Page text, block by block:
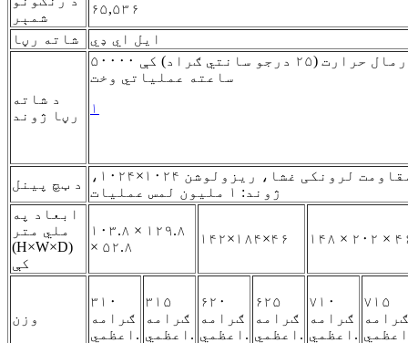
شمېر
۶۵,۵۳۶
شاته رڼا
ايل اي ډي
د شاته
رڼا ژوند
په نورمال حرارت (۲۵ درجو سانتي ګراد) کې ۵۰۰۰۰
ساعته عملیاتي وخت
۱
د ټچ پینل
انالوګ مقاومت لرونکی غشا، ریزولوشن ۱۰۲۴×۱۰۲۴،
ژوند: ۱ ملیون لمس عملیات
ابعاد په
ملي متر
(H×W×D)
کې
۱۰۳.۸ × ۱۲۹.۸
× ۵۲.۸
۱۴۲×۱۸۴×۴۶ × ۲۰۲ × ۴۶
وزن
۳۱۰
ګرامه
اعظمي.
۳۱۵
ګرامه
اعظمي.
۶۲۰
ګرامه
اعظمي.
۶۲۵
ګرامه
اعظمي.
۷۱۰
ګرامه
اعظمي.
۷۱۵
ګرامه